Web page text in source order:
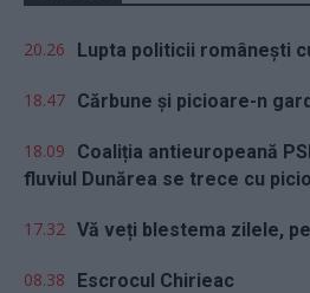
20.26 Lupta politicii românești
18.47 Cărbune și picioare-n
18.09
Coaliția antieuropeană
fluviul Dunărea se trece cu
17.32 Vă veți blestema zilele,
08.38 Escrocul Chirieac